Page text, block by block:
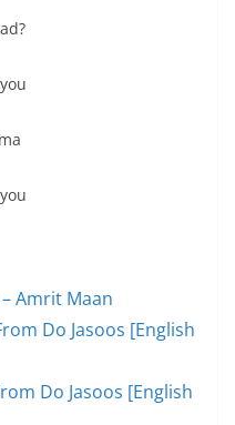
Amrit Maan
Do Jasoos [English
Do Jasoos [English